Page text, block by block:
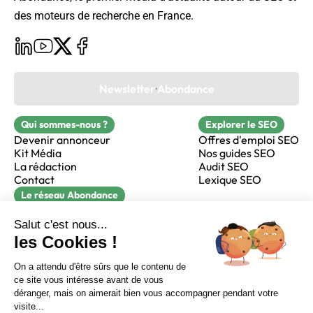
Sur LinkedIn Sur Youtube
Sur X Sur Facebook
des moteurs de recherche en France.
Newsletter Abondance
Qui sommes-nous ?
Devenir annonceur
Kit Média
La rédaction
Contact
Explorer le SEO
Offres d'emploi SEO
Nos guides SEO
Audit SEO
Lexique SEO
Le réseau Abondance
Réacteur
alfie formation